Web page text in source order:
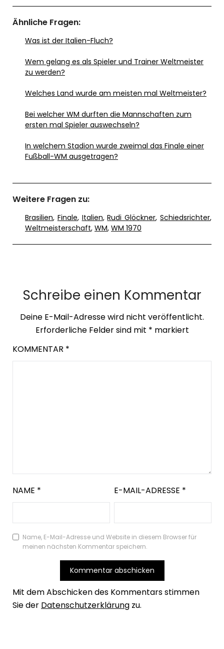
Ähnliche Fragen:
Was ist der Italien-Fluch?
Wem gelang es als Spieler und Trainer Weltmeister
zu werden?
Welches Land wurde am meisten mal Weltmeister?
Bei welcher WM durften die Mannschaften zum
ersten mal Spieler auswechseln?
In welchem Stadion wurde zweimal das Finale einer
Fußball-WM ausgetragen?
Weitere Fragen zu:
Brasilien, Finale, Italien,Rudi Glöckner,Schiedsrichter,
Weltmeisterschaft, WM, WM 1970
Schreibe einen Kommentar
Deine E-Mail-Adresse wird nicht veröffentlicht.
Erforderliche Felder sind mit * markiert
KOMMENTAR *
NAME * E-MAIL-ADRESSE *
Name, E-Mail-Adresse und Website in diesem Browser für
meinen nächsten Kommentar speichern.
Mit dem Abschicken des Kommentars stimmen
Sie der Datenschutzerklärung zu.